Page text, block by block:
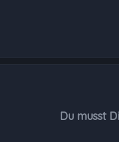
Du musst